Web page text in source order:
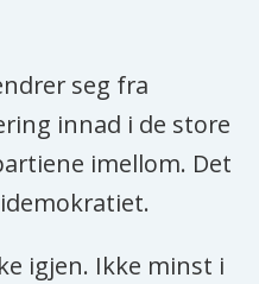
seg fra
innad i de store
imellom. Det
igjen. Ikke minst i